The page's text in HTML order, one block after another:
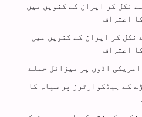
نکل کر ایران کے کنویں میں
اعتراف
نکل کر ایران کے کنویں میں
اعتراف
اڈوں پر میزائل حملے
کے ہیڈکوارٹرز پر سپاہ کا